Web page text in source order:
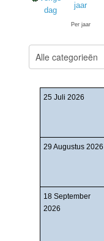
Per jaar
25 Juli 2026
29 Augustus 2026
18 September
2026